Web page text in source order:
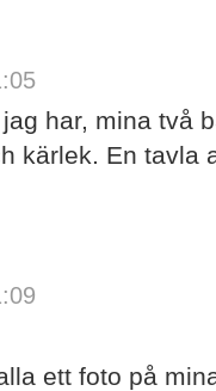
har, mina två
kärlek. En tavla
ett foto på